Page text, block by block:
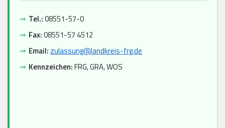
⇒ Tel.:08551-57-0
⇒ Fax:08551-57 4512
⇒ Email: zulassung@landkreis-frg.de
⇒ Kennzeichen:FRG, GRA, WOS